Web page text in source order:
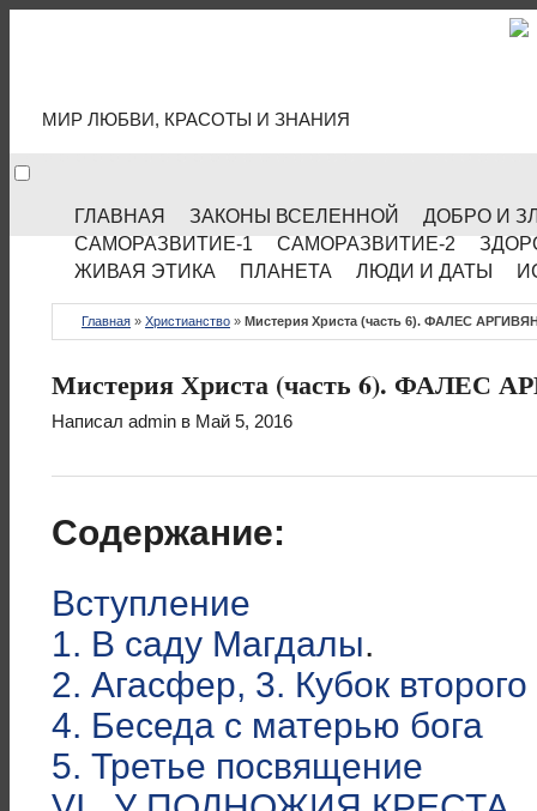
МИР ЛЮБВИ, КРАСОТЫ И ЗНАНИЯ
ГЛАВНАЯ ЗАКОНЫ ВСЕЛЕННОЙ
ДОБРО И
САМОРАЗВИТИЕ-1
САМОРАЗВИТИЕ-2
ЖИВАЯ ЭТИКА
ПЛАНЕТА ЛЮДИ И ДАТЫ
Главная » Христианство » Мистерия Христа (часть 6). ФАЛЕС
Мистерия Христа (часть 6). ФАЛЕС
Написал admin в Май 5, 2016
Содержание:
Вступление
1. В саду Магдалы.
2. Агасфер, 3. Кубок
4. Беседа с матерью бога
5. Третье посвящение